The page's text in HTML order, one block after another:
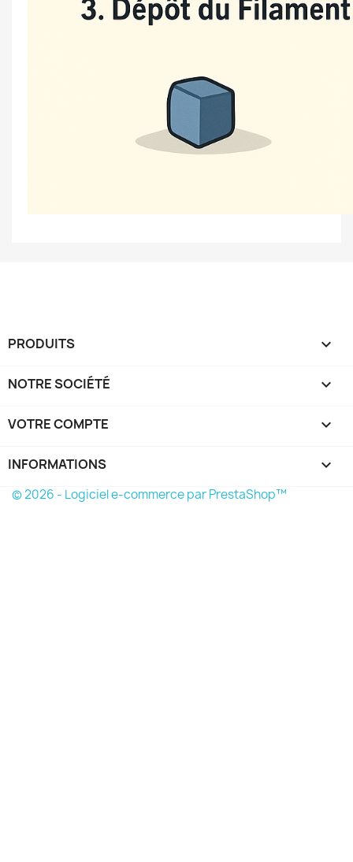
PRODUITS 
NOTRE SOCIÉTÉ 
VOTRE COMPTE 
INFORMATIONS keyboard_arrow_down
© 2026 - Logiciel e-commerce par PrestaShop™